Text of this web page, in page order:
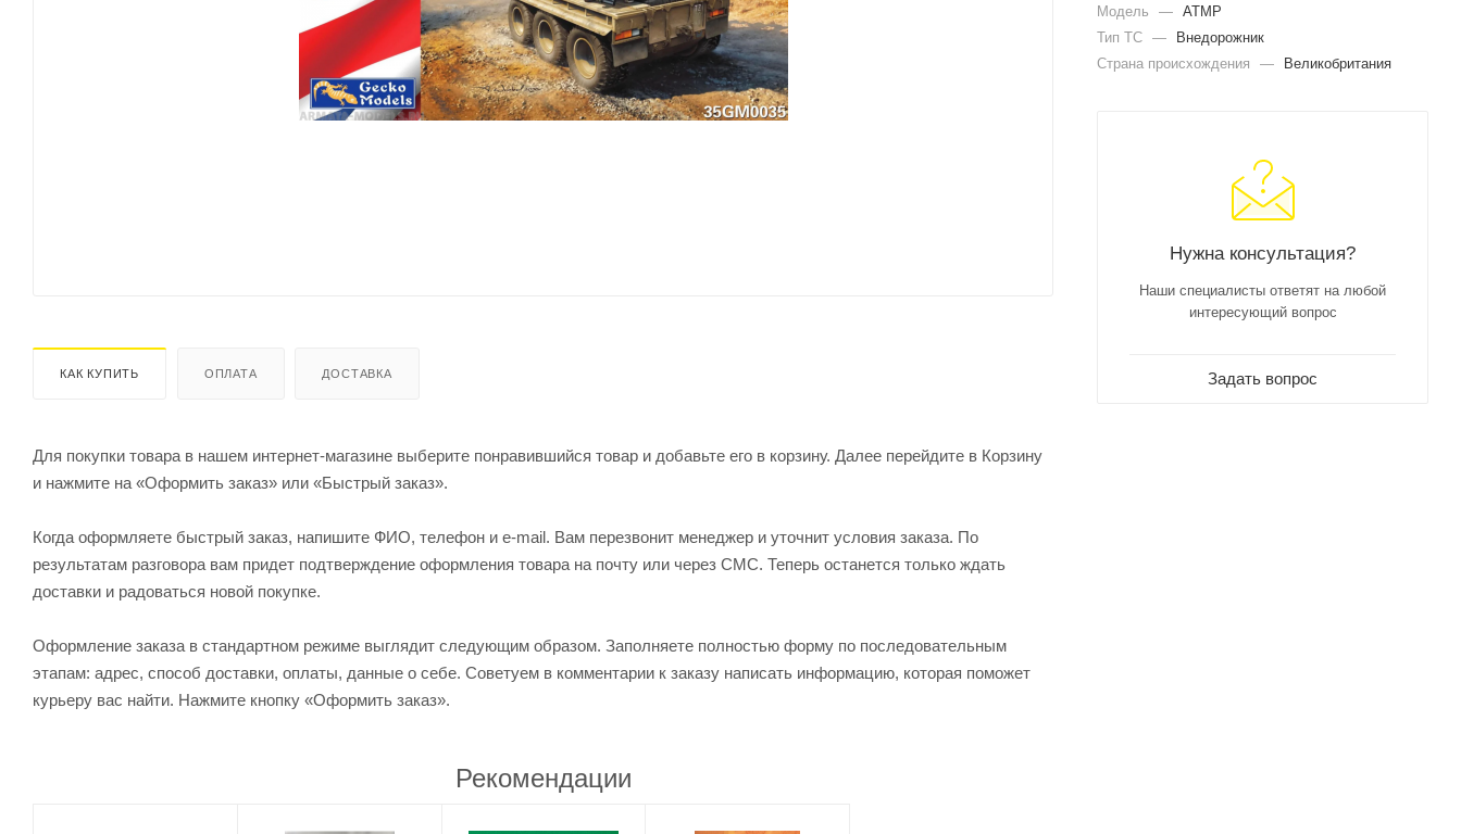
КАК КУПИТЬ ОПЛАТА ДОСТАВКА
Для покупки товара в нашем интернет-магазине выберите понравившийся товар и добавьте его в корзину. Далее перейдите в Корзину
и нажмите на «Оформить заказ» или «Быстрый заказ».
Когда оформляете быстрый заказ, напишите ФИО, телефон и e-mail. Вам перезвонит менеджер и уточнит условия заказа. По
результатам разговора вам придет подтверждение оформления товара на почту или через СМС. Теперь останется только ждать
доставки и радоваться новой покупке.
Оформление заказа в стандартном режиме выглядит следующим образом. Заполняете полностью форму по последовательным
этапам: адрес, способ доставки, оплаты, данные о себе. Советуем в комментарии к заказу написать информацию, которая поможет
курьеру вас найти. Нажмите кнопку «Оформить заказ».
Рекомендации
Модель
— ATMP
Тип ТС —
Внедорожник
Страна происхождения
— Великобритания
Нужна консультация?
Наши специалисты ответят на любой
интересующий вопрос
Задать вопрос